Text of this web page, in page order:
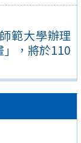
範大學辦理
」，將於110